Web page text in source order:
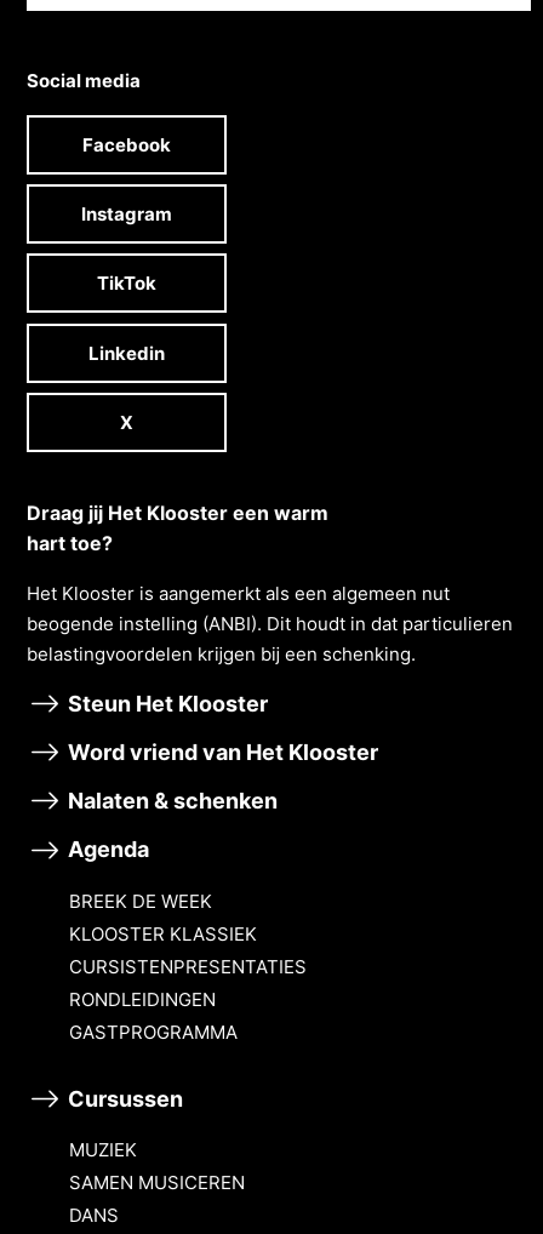
Social media
Facebook
Instagram
TikTok
Linkedin
X
Draag jij Het Klooster een warm
hart toe?
Het Klooster is aangemerkt als een algemeen nut
beogende instelling (ANBI). Dit houdt in dat particulieren
belastingvoordelen krĳgen bĳ een schenking.
Steun Het Klooster
Word vriend van Het Klooster
Nalaten & schenken
Agenda
BREEK DE WEEK
KLOOSTER KLASSIEK
CURSISTENPRESENTATIES
RONDLEIDINGEN
GASTPROGRAMMA
Cursussen
MUZIEK
SAMEN MUSICEREN
DANS